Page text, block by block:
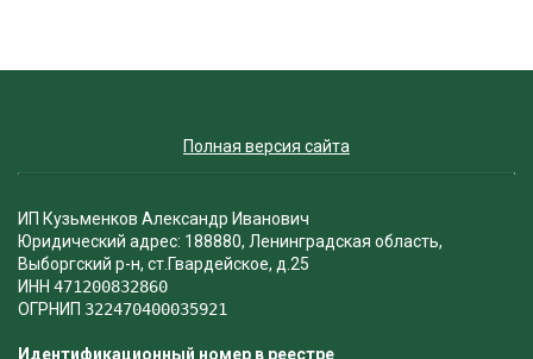
Полная версия сайта
ИП Кузьменков Александр Иванович
Юридический адрес: 188880, Ленинградская область,
Выборгский р-н, ст.Гвардейское, д.25
ИНН 471200832860
ОГРНИП 322470400035921
Идентификационный номер в реестре